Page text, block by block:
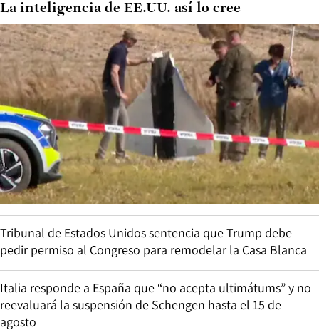
La inteligencia de EE.UU. así lo cree
Tribunal de Estados Unidos sentencia que Trump debe
pedir permiso al Congreso para remodelar la Casa Blanca
Italia responde a España que “no acepta ultimátums” y no
reevaluará la suspensión de Schengen hasta el 15 de
agosto